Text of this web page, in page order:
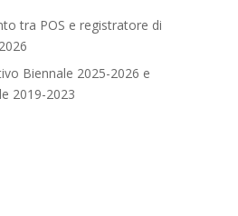
tra POS e registratore di
Biennale 2025-2026 e
2019-2023